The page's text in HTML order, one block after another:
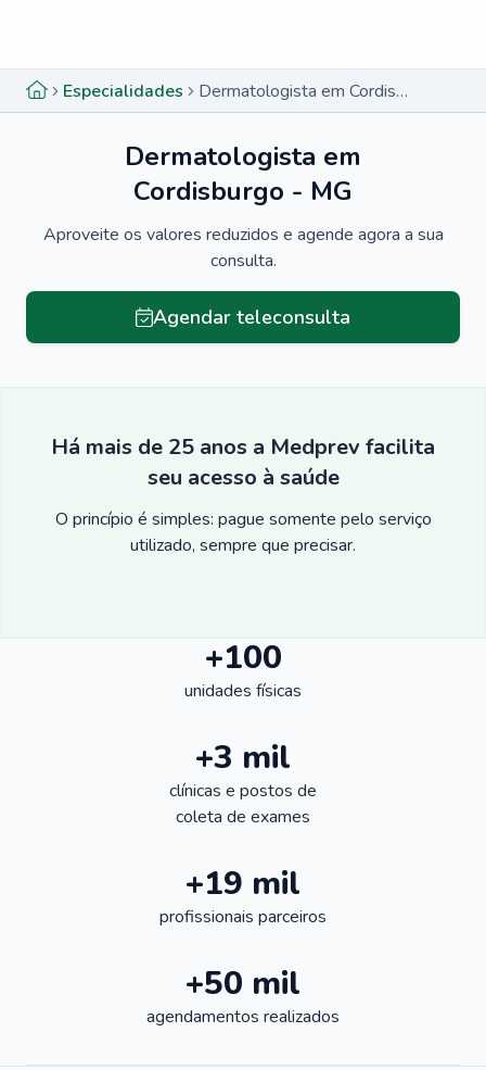
Especialidades Dermatologista em Cordisburgo - MG
Dermatologista em
Cordisburgo - MG
Aproveite os valores reduzidos e agende agora a sua
consulta.
Agendar teleconsulta
Há mais de 25 anos a Medprev facilita
seu acesso à saúde
O princípio é simples: pague somente pelo serviço
utilizado, sempre que precisar.
+100
unidades físicas
+3 mil
clínicas e postos de
coleta de exames
+19 mil
profissionais parceiros
+50 mil
agendamentos realizados